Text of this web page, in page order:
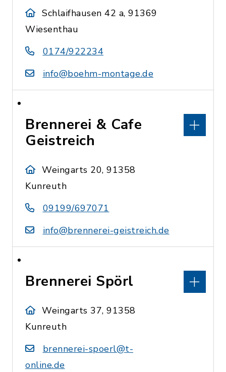
Schlaifhausen 42 a, 91369
Wiesenthau
0174/922234
info@boehm-montage.de
Brennerei & Cafe
Geistreich
Weingarts 20, 91358
Kunreuth
09199/697071
info@brennerei-geistreich.de
Brennerei Spörl
Weingarts 37, 91358
Kunreuth
brennerei-spoerl@t-
online.de